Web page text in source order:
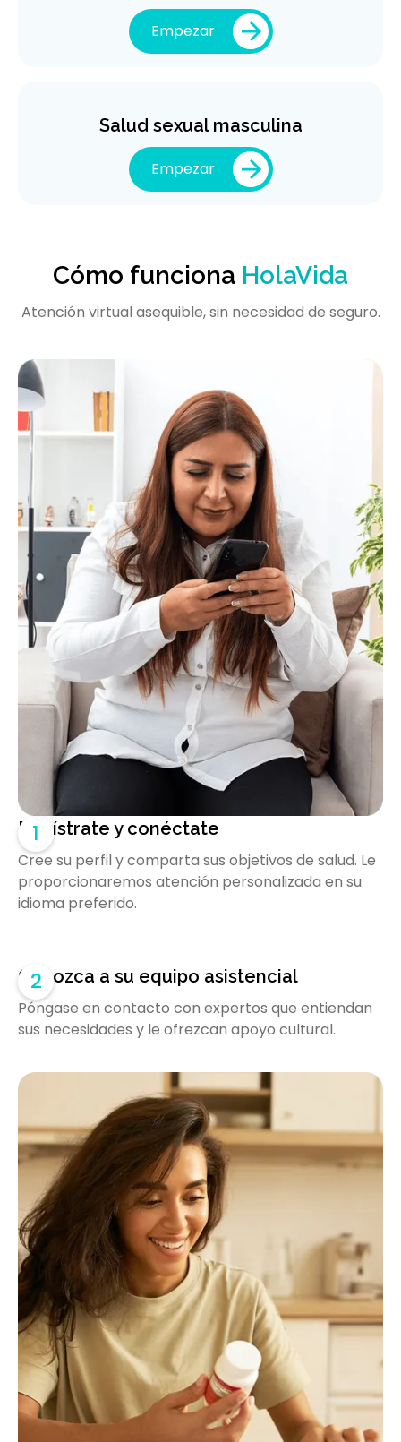
Empezar
Salud sexual masculina
Empezar
Cómo funciona HolaVida
Atención virtual asequible, sin necesidad de seguro.
1
Regístrate y conéctate
Cree su perfil y comparta sus objetivos de salud. Le
proporcionaremos atención personalizada en su
idioma preferido.
2
Conozca a su equipo asistencial
Póngase en contacto con expertos que entiendan
sus necesidades y le ofrezcan apoyo cultural.